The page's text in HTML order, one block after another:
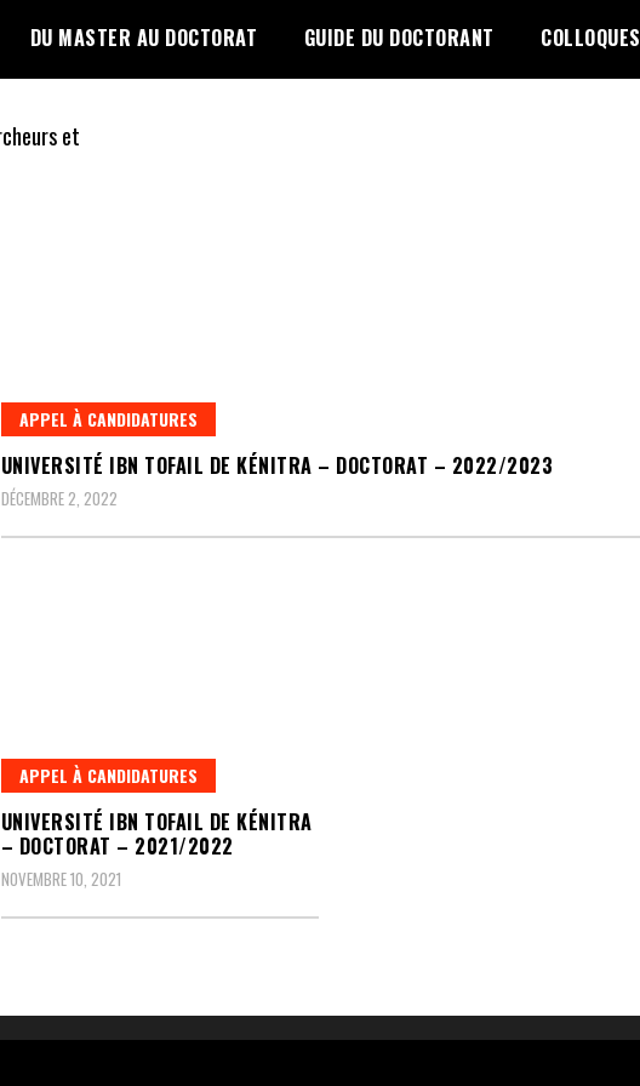
DU MASTER AU DOCTORAT GUIDE DU DOCTORANT COLLOQUES
APPEL À CANDIDATURES
UNIVERSITÉ IBN TOFAIL DE KÉNITRA – DOCTORAT – 2022/2023
DÉCEMBRE 2, 2022
APPEL À CANDIDATURES
UNIVERSITÉ IBN TOFAIL DE KÉNITRA
– DOCTORAT – 2021/2022
NOVEMBRE 10, 2021